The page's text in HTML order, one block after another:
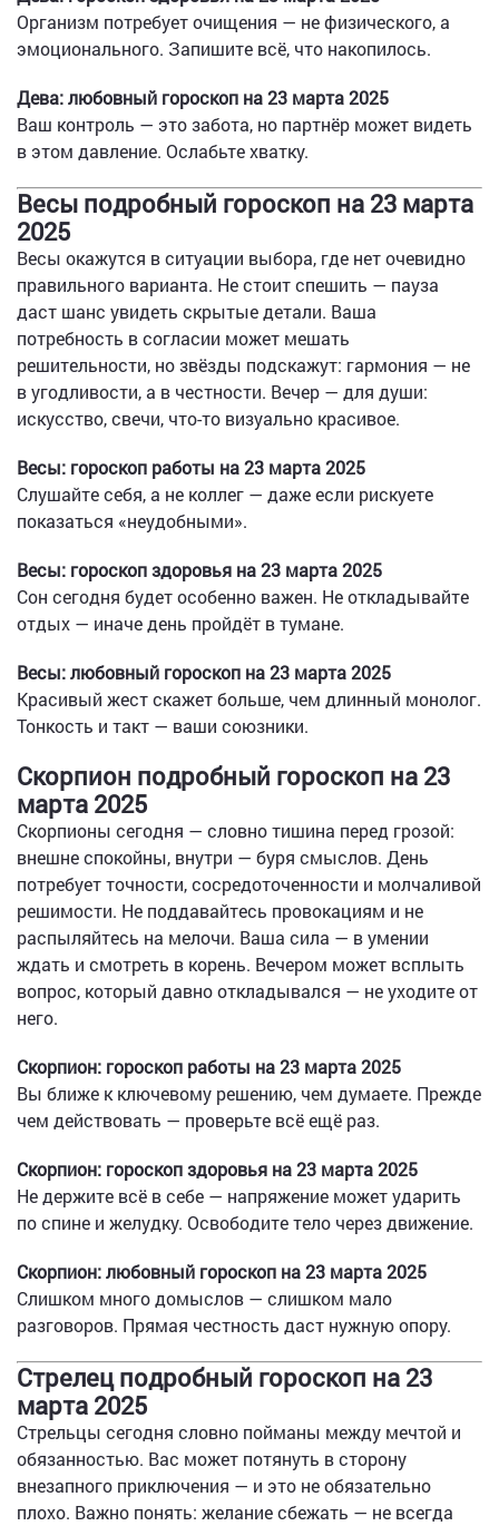
Организм потребует очищения — не физического, а
эмоционального. Запишите всё, что накопилось.
Дева: любовный гороскоп на 23 марта 2025
Ваш контроль — это забота, но партнёр может видеть
в этом давление. Ослабьте хватку.
Весы подробный гороскоп на 23 марта
2025
Весы окажутся в ситуации выбора, где нет очевидно
правильного варианта. Не стоит спешить — пауза
даст шанс увидеть скрытые детали. Ваша
потребность в согласии может мешать
решительности, но звёзды подскажут: гармония — не
в угодливости, а в честности. Вечер — для души:
искусство, свечи, что-то визуально красивое.
Весы: гороскоп работы на 23 марта 2025
Слушайте себя, а не коллег — даже если рискуете
показаться «неудобными».
Весы: гороскоп здоровья на 23 марта 2025
Сон сегодня будет особенно важен. Не откладывайте
отдых — иначе день пройдёт в тумане.
Весы: любовный гороскоп на 23 марта 2025
Красивый жест скажет больше, чем длинный монолог.
Тонкость и такт — ваши союзники.
Скорпион подробный гороскоп на 23
марта 2025
Скорпионы сегодня — словно тишина перед грозой:
внешне спокойны, внутри — буря смыслов. День
потребует точности, сосредоточенности и молчаливой
решимости. Не поддавайтесь провокациям и не
распыляйтесь на мелочи. Ваша сила — в умении
ждать и смотреть в корень. Вечером может всплыть
вопрос, который давно откладывался — не уходите от
него.
Скорпион: гороскоп работы на 23 марта 2025
Вы ближе к ключевому решению, чем думаете. Прежде
чем действовать — проверьте всё ещё раз.
Скорпион: гороскоп здоровья на 23 марта 2025
Не держите всё в себе — напряжение может ударить
по спине и желудку. Освободите тело через движение.
Скорпион: любовный гороскоп на 23 марта 2025
Слишком много домыслов — слишком мало
разговоров. Прямая честность даст нужную опору.
Стрелец подробный гороскоп на 23
марта 2025
Стрельцы сегодня словно пойманы между мечтой и
обязанностью. Вас может потянуть в сторону
внезапного приключения — и это не обязательно
плохо. Важно понять: желание сбежать — не всегда